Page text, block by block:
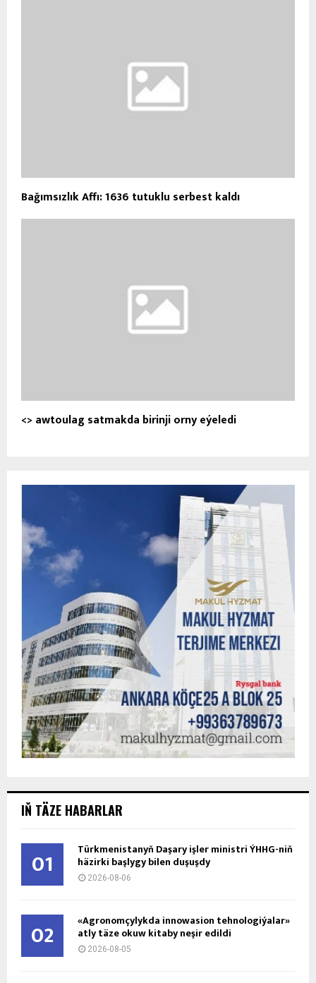
Bağımsızlık Affı: 1636 tutuklu serbest kaldı
<> awtoulag satmakda birinji orny eýeledi
IŇ TÄZE HABARLAR
01 Türkmenistanyň Daşary işler ministri ÝHHG-niň
häzirki başlygy bilen duşuşdy
2026-08-06
02 «Agronomçylykda innowasion tehnologiýalar»
atly täze okuw kitaby neşir edildi
2026-08-05